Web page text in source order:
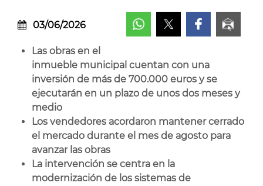
03/06/2026
Las obras en el
inmueble municipal cuentan con una
inversión de más de 700.000 euros y se
ejecutarán en un plazo de unos dos meses y
medio
Los vendedores acordaron mantener cerrado
el mercado durante el mes de agosto para
avanzar las obras
La intervención se centra en la
modernización de los sistemas de